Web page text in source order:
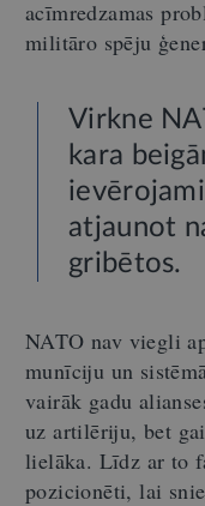
acīmredzamas
militāro spēju
Virkne
kara
atjaunot
gribētos.
NATO nav viegli
munīciju un
vairāk gadu
uz artilēriju, bet
lielāka. Līdz ar to
pozicionēti, lai